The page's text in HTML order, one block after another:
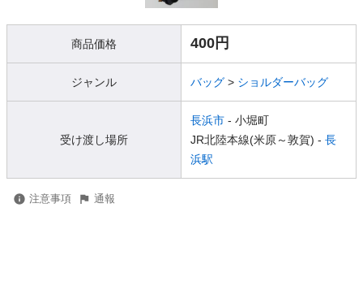
商品価格 400円
ジャンル バッグ > ショルダーバッグ
受け渡し場所
長浜市 - 小堀町
JR北陸本線(米原～敦賀) - 長
浜駅
注意事項 通報